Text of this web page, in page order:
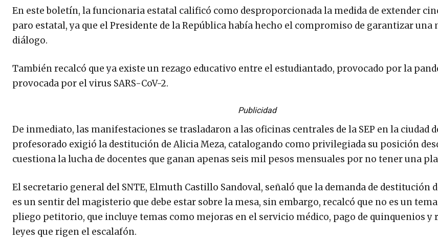
En este boletín, la funcionaria estatal calificó como desproporcionada la medida de extender
paro estatal, ya que el Presidente de la República había hecho el compromiso de garantizar una
diálogo.
También recalcó que ya existe un rezago educativo entre el estudiantado, provocado por la
provocada por el virus SARS-CoV-2.
Publicidad
De inmediato, las manifestaciones se trasladaron a las oficinas centrales de la SEP en la ciudad
profesorado exigió la destitución de Alicia Meza, catalogando como privilegiada su posición
cuestiona la lucha de docentes que ganan apenas seis mil pesos mensuales por no tener una
El secretario general del SNTE, Elmuth Castillo Sandoval, señaló que la demanda de destitución
es un sentir del magisterio que debe estar sobre la mesa, sin embargo, recalcó que no es un
pliego petitorio, que incluye temas como mejoras en el servicio médico, pago de quinquenios y
leyes que rigen el escalafón.